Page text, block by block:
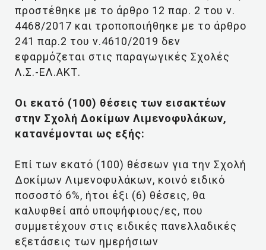
προστέθηκε με το άρθρο 12 παρ. 2 του ν.
4468/2017 και τροποποιήθηκε με το άρθρο
241 παρ.2 του ν.4610/2019 δεν
εφαρμόζεται στις παραγωγικές Σχολές
Λ.Σ.-ΕΛ.ΑΚΤ.
Οι εκατό (100) θέσεις των εισακτέων
στην Σχολή Δοκίμων Λιμενοφυλάκων,
κατανέμονται ως εξής:
Επί των εκατό (100) θέσεων για την Σχολή
Δοκίμων Λιμενοφυλάκων, κοινό ειδικό
ποσοστό 6%, ήτοι έξι (6) θέσεις, θα
καλυφθεί από υποψήφιους/ες, που
συμμετέχουν στις ειδικές πανελλαδικές
εξετάσεις των ημερήσιων